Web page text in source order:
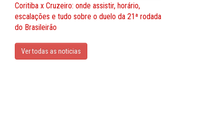
Coritiba x Cruzeiro: onde assistir, horário,
escalações e tudo sobre o duelo da 21ª rodada
do Brasileirão
Ver todas as noticias